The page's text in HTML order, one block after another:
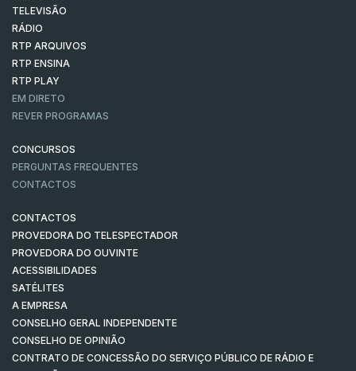
TELEVISÃO
RÁDIO
RTP ARQUIVOS
RTP ENSINA
RTP PLAY
EM DIRETO
REVER PROGRAMAS
CONCURSOS
PERGUNTAS FREQUENTES
CONTACTOS
CONTACTOS
PROVEDORA DO TELESPECTADOR
PROVEDORA DO OUVINTE
ACESSIBILIDADES
SATÉLITES
A EMPRESA
CONSELHO GERAL INDEPENDENTE
CONSELHO DE OPINIÃO
CONTRATO DE CONCESSÃO DO SERVIÇO PÚBLICO DE RÁDIO E